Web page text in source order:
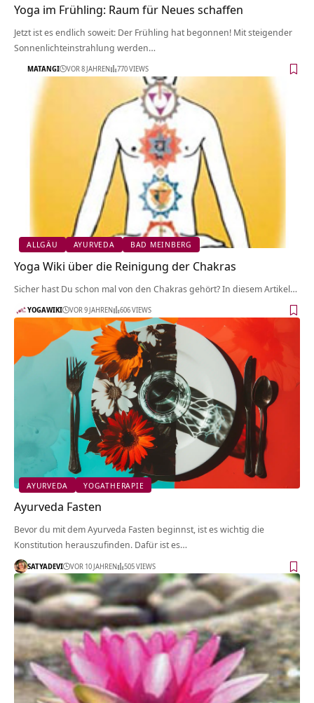
Yoga im Frühling: Raum für Neues schaffen
Jetzt ist es endlich soweit: Der Frühling hat begonnen! Mit steigender
Sonnenlichteinstrahlung werden…
MATANGI VOR 8 JAHREN 770 VIEWS
ALLGÄU AYURVEDA BAD MEINBERG
Yoga Wiki über die Reinigung der Chakras
Sicher hast Du schon mal von den Chakras gehört? In diesem Artikel…
YOGAWIKI VOR 9 JAHREN 606 VIEWS
AYURVEDA YOGATHERAPIE
Ayurveda Fasten
Bevor du mit dem Ayurveda Fasten beginnst, ist es wichtig die
Konstitution herauszufinden. Dafür ist es…
SATYADEVI VOR 10 JAHREN 505 VIEWS